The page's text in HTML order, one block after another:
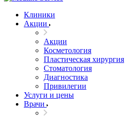
Клиники
Акции
Акции
Косметология
Пластическая хирургия
Стоматология
Диагностика
Привилегии
Услуги и цены
Врачи